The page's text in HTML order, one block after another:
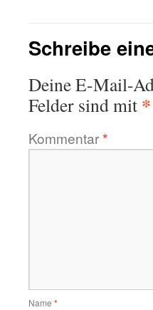
Schreibe
Deine E-Mail-
Felder sind mit *
Kommentar*
Name *